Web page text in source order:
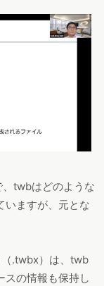
、twbはどのような
いますが、元とな
（.twbx）は、twb
スの情報も保持し